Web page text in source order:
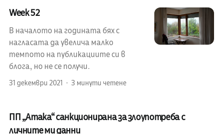
Week 52
В началото на годината бях с
нагласата да увелича малко
темпото на публикациите си в
блога, но не се получи.
31 декември 2021 3 минути четене
ПП „Атака“ санкционирана за злоупотреба с
личните ми данни